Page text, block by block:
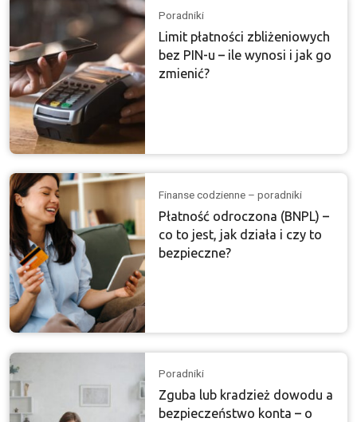
Poradniki
Limit płatności zbliżeniowych
bez PIN-u – ile wynosi i jak go
zmienić?
Finanse codzienne – poradniki
Płatność odroczona (BNPL) –
co to jest, jak działa i czy to
bezpieczne?
Poradniki
Zguba lub kradzież dowodu a
bezpieczeństwo konta – o